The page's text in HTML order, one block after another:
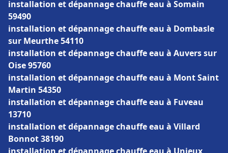
installation et dépannage chauffe eau à Somain
59490
installation et dépannage chauffe eau à Dombasle
sur Meurthe 54110
installation et dépannage chauffe eau à Auvers sur
Oise 95760
installation et dépannage chauffe eau à Mont Saint
Martin 54350
installation et dépannage chauffe eau à Fuveau
13710
installation et dépannage chauffe eau à Villard
Bonnot 38190